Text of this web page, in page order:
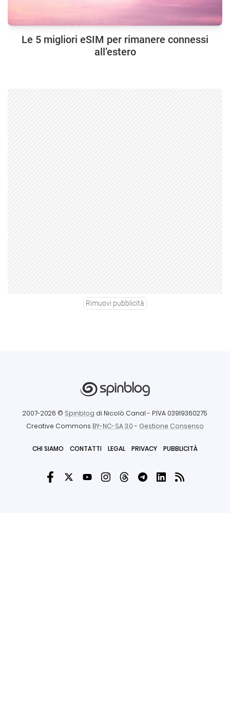
Le 5 migliori eSIM per rimanere connessi
all’estero
Rimuovi pubblicità
2007-2026 © Spinblog di Nicolò Canal - P.IVA 03919360275
Creative Commons BY-NC-SA 3.0- Gestione Consenso
CHI SIAMO CONTATTI LEGAL PRIVACY PUBBLICITÀ